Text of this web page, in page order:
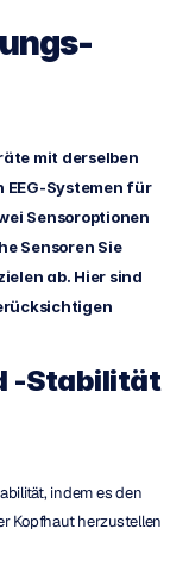
mit derselben
Systemen für
Sensoroptionen
Sensoren Sie
ab. Hier sind
-Stabilität
indem es den
Kopfhaut herzustellen